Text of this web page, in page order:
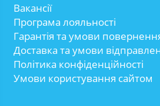
Вакансії
Програма лояльності
Гарантія та умови
Доставка та умови
Політика конфіденційності
Умови користування сайтом